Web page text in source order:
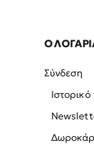
Ο
Σύνδεση